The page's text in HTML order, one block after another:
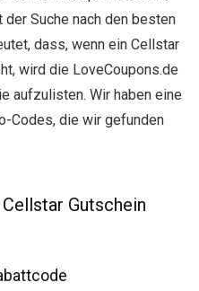
Suche nach den besten
dass, wenn ein Cellstar
wird die LoveCoupons.de
aufzulisten. Wir haben eine
Codes, die wir gefunden
Gutschein